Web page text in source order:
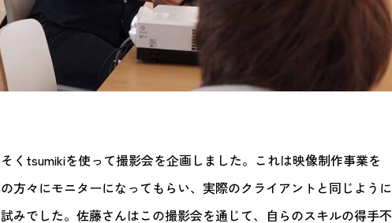
くtsumikiを使って撮影会を企画しました。これは映像制作事業を
方々にモニターになってもらい、実際のクライアントと同じように
みでした。佐藤さんはこの撮影会を通じて、自らのスキルの得手不